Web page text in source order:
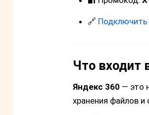
🔗 Подключить
Что входит
Яндекс 360 — это
хранения файлов и